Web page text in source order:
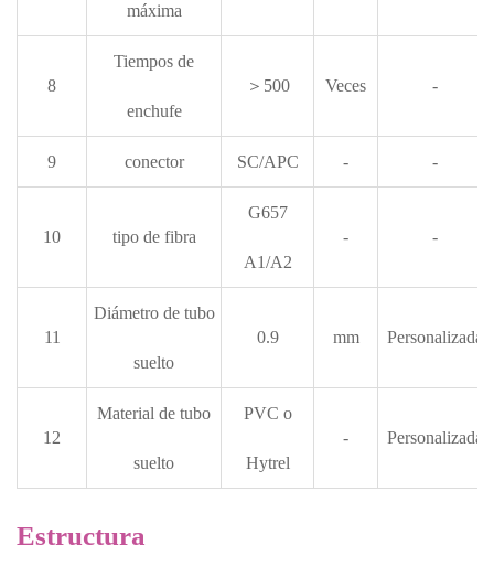
máxima
8
Tiempos de
enchufe
＞500 Veces -
9 conector SC/APC - -
10 tipo de fibra
G657
A1/A2
- -
11
Diámetro de tubo
suelto
0.9 mm Personalizada
12
Material de tubo
suelto
PVC o
Hytrel
- Personalizada
Estructura